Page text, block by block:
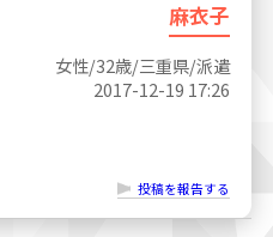
麻衣子
女性/32歳/三重県/派遣
2017-12-19 17:26
投稿を報告する